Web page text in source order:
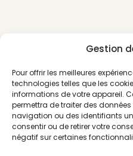
Gestion
Pour offrir les meilleures
technologies telles que les
informations de votre appareil.
permettra de traiter des
navigation ou des identifiants
consentir ou de retirer votre
négatif sur certaines
ENTRETIEN ET RÉPARATION DE